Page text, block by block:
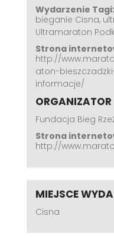
Wydarzenie Tagi:
bieganie Cisna,
Ultramaraton
Strona
http://
aton-
informacje/
ORGANIZATOR
Fundacja Bieg
Strona
http://
MIEJSCE
Cisna